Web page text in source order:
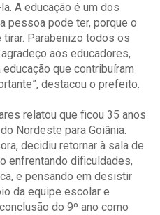
A educação é um dos
pessoa pode ter, porque o
Parabenizo todos os
aos educadores,
que contribuíram
destacou o prefeito.
relatou que ficou 35 anos
Nordeste para Goiânia.
decidiu retornar à sala de
enfrentando dificuldades,
e pensando em desistir
da equipe escolar e
do 9º ano como